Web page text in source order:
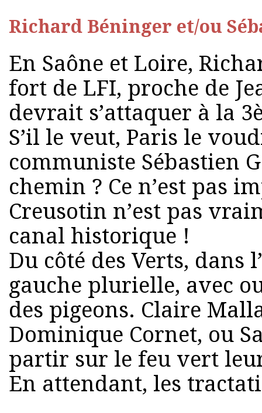
Richard Béninger et/ou
En Saône et Loire,
fort de LFI, proche de
devrait s’attaquer à la
S’il le veut, Paris le
communiste Sébastien
chemin ? Ce n’est pas
Creusotin n’est pas
canal historique !
Du côté des Verts, dans
gauche plurielle, avec
des pigeons. Claire
Dominique Cornet, ou
partir sur le feu vert
En attendant, les